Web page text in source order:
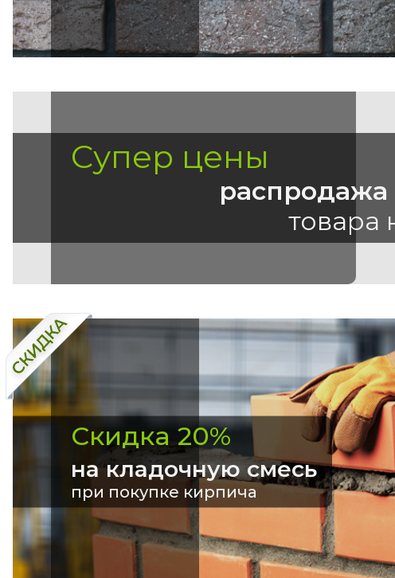
Супер цены
распродажа
товара
Скидка 20%
на кладочную смесь
при покупке кирпича